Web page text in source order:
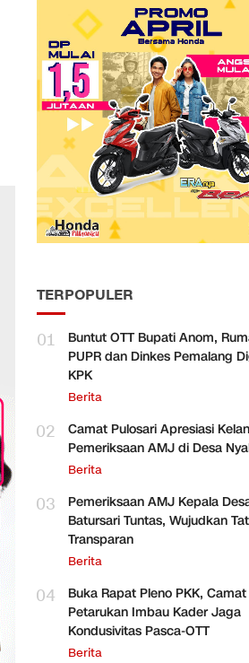
TERPOPULER
01
Buntut OTT Bupati Anom,
PUPR dan Dinkes Pemalang
KPK
Berita
02
Camat Pulosari Apresiasi
Pemeriksaan AMJ di Desa
Berita
03
Pemeriksaan AMJ Kepala
Batursari Tuntas, Wujudkan
Transparan
Berita
04
Buka Rapat Pleno PKK, Camat
Petarukan Imbau Kader Jaga
Kondusivitas Pasca-OTT
Berita